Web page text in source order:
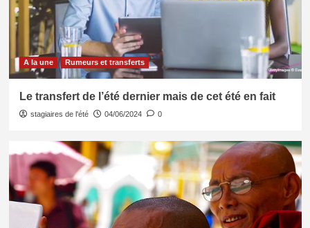
A la une Rumeurs et transferts
Le transfert de l’été dernier mais de cet été en fait
stagiaires de l'été 04/06/2024 0